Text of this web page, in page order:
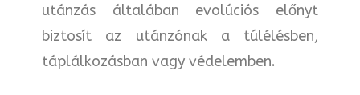
utánzás általában evolúciós előnyt
biztosít az utánzónak a túlélésben,
táplálkozásban vagy védelemben.